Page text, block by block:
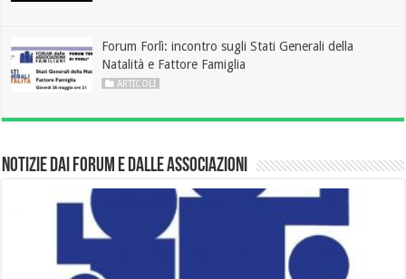
Forum Forlì: incontro sugli Stati Generali della
Natalità e Fattore Famiglia
ARTICOLI
Notizie dai Forum e dalle Associazioni